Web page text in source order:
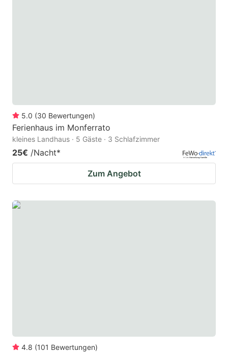
5.0 (30 Bewertungen)
Ferienhaus im Monferrato
kleines Landhaus · 5 Gäste · 3 Schlafzimmer
25€ /Nacht*
Zum Angebot
4.8 (101 Bewertungen)